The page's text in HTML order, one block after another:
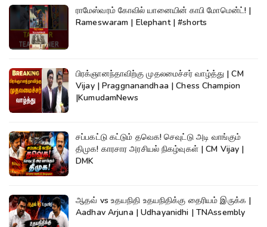
ராமேஸ்வரம் கோவில் யானையின் காபி மோமென்ட்! |
Rameswaram | Elephant | #shorts
பிரக்ஞானந்தாவிற்கு முதலமைச்சர் வாழ்த்து | CM
Vijay | Praggnanandhaa | Chess Champion
|KumudamNews
சப்பகட்டு கட்டும் தவெக! செவுட்டு அடி வாங்கும்
திமுக! காரசார அரசியல் நிகழ்வுகள் | CM Vijay |
DMK
ஆதவ் vs உதயநிதி உதயநிதிக்கு தைரியம் இருக்க |
Aadhav Arjuna | Udhayanidhi | TNAssembly